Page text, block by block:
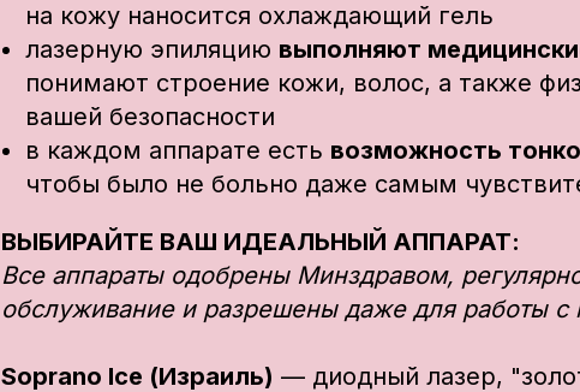
на кожу наносится охлаждающий гель
лазерную эпиляцию выполняют
понимают строение кожи, волос, а также
вашей безопасности
в каждом аппарате есть возможность
чтобы было не больно даже самым
ВЫБИРАЙТЕ ВАШ ИДЕАЛЬНЫЙ АППАРАТ:
Все аппараты одобрены Минздравом,
обслуживание и разрешены даже для работы с
Soprano Ice (Израиль) — диодный лазер,